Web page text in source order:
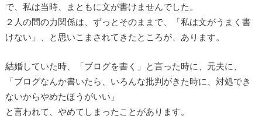
で、私は当時、まともに文が書けませんでした。
２人の間の力関係は、ずっとそのままで、「私は文がうまく書
けない」、と思いこまされてきたところが、あります。
結婚していた時、「ブログを書く」と言った時に、元夫に、
「ブログなんか書いたら、いろんな批判がきた時に、対処でき
ないからやめたほうがいい」
と言われて、やめてしまったことがあります。